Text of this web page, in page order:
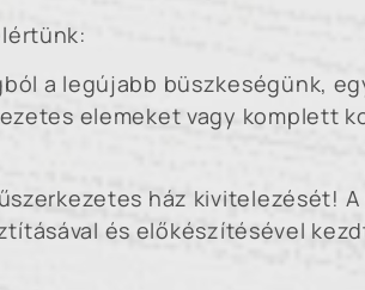
a legújabb büszkeségünk,
elemeket vagy komplett
ház kivitelezését!
és előkészítésével